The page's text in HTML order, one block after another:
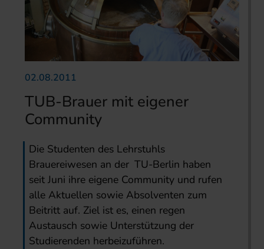
02.08.2011
TUB-Brauer mit eigener
Community
Die Studenten des Lehrstuhls
Brauereiwesen an der TU-Berlin haben
seit Juni ihre eigene Community und rufen
alle Aktuellen sowie Absolventen zum
Beitritt auf. Ziel ist es, einen regen
Austausch sowie Unterstützung der
Studierenden herbeizuführen.